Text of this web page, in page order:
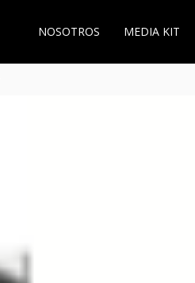
NOSOTROS MEDIA KIT